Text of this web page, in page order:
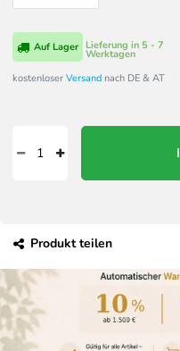
Lieferung in 5 - 7
Werktagen
Auf Lager
kostenloser Versand nach DE & AT
Produkt teilen